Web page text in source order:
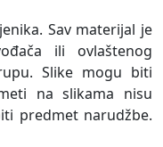
Sav materijal je
ili ovlaštenog
Slike mogu biti
na slikama nisu
predmet narudžbe.